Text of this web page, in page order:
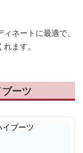
ネートに最適で、
ます。
ーツ